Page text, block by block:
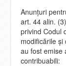
Anunțuri
art. 44 alin.
privind Codul
modificările
au fost emise
contribuabili: